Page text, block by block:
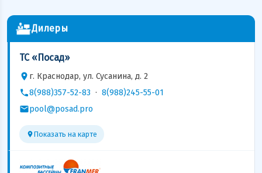
Дилеры
ТС «Посад»
г. Краснодар, ул. Сусанина, д. 2
8(988)357-52-83
8(988)245-55-01
pool@posad.pro
Показать на карте